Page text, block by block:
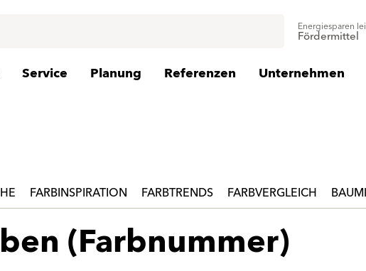
Energiesparen
Fördermittel
Service Planung Referenzen Unternehmen
FARBINSPIRATION FARBTRENDS FARBVERGLEICH
(Farbnummer)